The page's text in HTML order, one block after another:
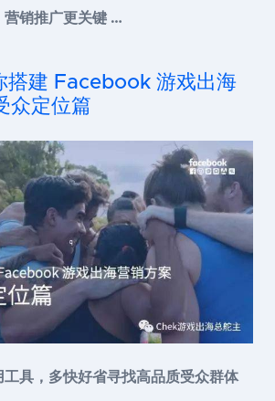
营销推广更关键 …
搭建 Facebook 游戏出海
众定位篇
具，多快好省寻找高品质受众群体